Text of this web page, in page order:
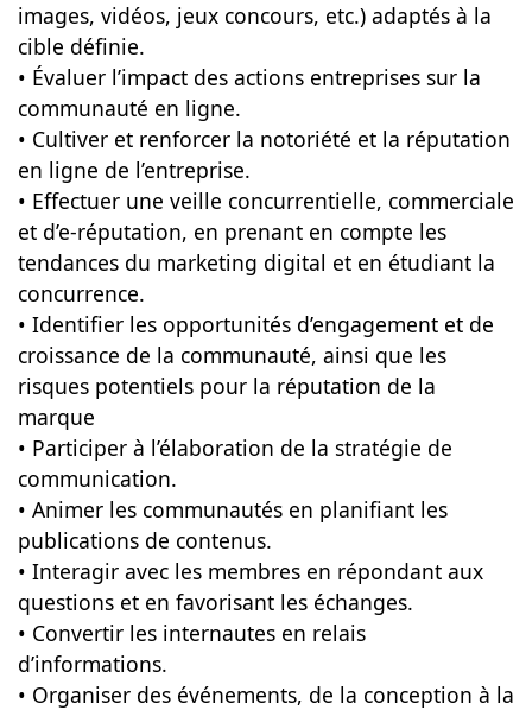
images, vidéos, jeux concours, etc.) adaptés à la
cible définie.
• Évaluer l’impact des actions entreprises sur la
communauté en ligne.
• Cultiver et renforcer la notoriété et la réputation
en ligne de l’entreprise.
• Effectuer une veille concurrentielle, commerciale
et d’e-réputation, en prenant en compte les
tendances du marketing digital et en étudiant la
concurrence.
• Identifier les opportunités d’engagement et de
croissance de la communauté, ainsi que les
risques potentiels pour la réputation de la
marque
• Participer à l’élaboration de la stratégie de
communication.
• Animer les communautés en planifiant les
publications de contenus.
• Interagir avec les membres en répondant aux
questions et en favorisant les échanges.
• Convertir les internautes en relais
d’informations.
• Organiser des événements, de la conception à la